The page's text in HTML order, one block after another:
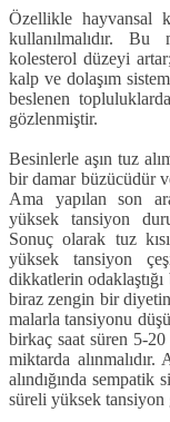
Özellikle hayvansal
kullanılmalı­dır. Bu
kolesterol düzeyi
kalp ve dolaşım
beslenen
gözlenmiştir.
Besinlerle aşın tuz
bir damar büzücüdür
Ama yapılan son
yüksek tansiyon
Sonuç olarak tuz
yüksek tansi­yon
dikkatlerin
biraz zengin bir
malarla tansiyonu
birkaç saat süren 5-20
miktarda alınmalı­dır.
alındığında sempatik
süreli yüksek tansiyon